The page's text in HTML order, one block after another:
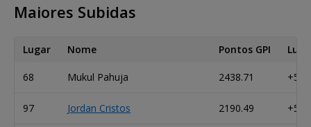
Maiores Subidas
Lugar Nome Pontos GPI
68 Mukul Pahuja 2438.71 +59
97 Jordan Cristos 2190.49 +56